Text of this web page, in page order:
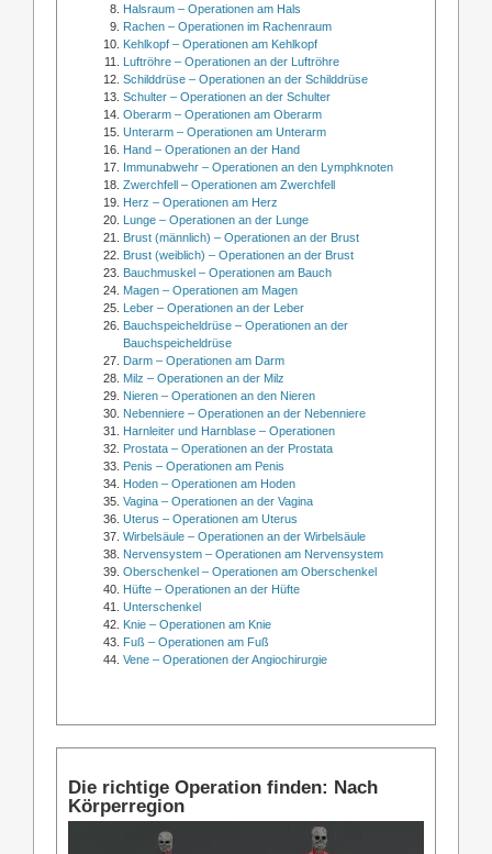
Halsraum – Operationen am Hals
Rachen – Operationen im Rachenraum
Kehlkopf – Operationen am Kehlkopf
Luftröhre – Operationen an der Luftröhre
Schilddrüse – Operationen an der Schilddrüse
Schulter – Operationen an der Schulter
Oberarm – Operationen am Oberarm
Unterarm – Operationen am Unterarm
Hand – Operationen an der Hand
Immunabwehr – Operationen an den Lymphknoten
Zwerchfell – Operationen am Zwerchfell
Herz – Operationen am Herz
Lunge – Operationen an der Lunge
Brust (männlich) – Operationen an der Brust
Brust (weiblich) – Operationen an der Brust
Bauchmuskel – Operationen am Bauch
Magen – Operationen am Magen
Leber – Operationen an der Leber
Bauchspeicheldrüse – Operationen an der
Bauchspeicheldrüse
Darm – Operationen am Darm
Milz – Operationen an der Milz
Nieren – Operationen an den Nieren
Nebenniere – Operationen an der Nebenniere
Harnleiter und Harnblase – Operationen
Prostata – Operationen an der Prostata
Penis – Operationen am Penis
Hoden – Operationen am Hoden
Vagina – Operationen an der Vagina
Uterus – Operationen am Uterus
Wirbelsäule – Operationen an der Wirbelsäule
Nervensystem – Operationen am Nervensystem
Oberschenkel – Operationen am Oberschenkel
Hüfte – Operationen an der Hüfte
Unterschenkel
Knie – Operationen am Knie
Fuß – Operationen am Fuß
Vene – Operationen der Angiochirurgie
Die richtige Operation finden: Nach
Körperregion